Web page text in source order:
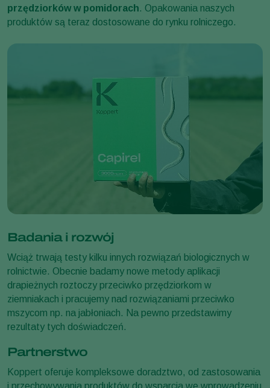
przędziorków w pomidorach. Opakowania naszych
produktów są teraz dostosowane do rynku rolniczego.
Badania i rozwój
Wciąż trwają testy kilku innych rozwiązań biologicznych w
rolnictwie. Obecnie badamy nowe metody aplikacji
drapieżnych roztoczy przeciwko przędziorkom w
ziemniakach i pracujemy nad rozwiązaniami przeciwko
mszycom np. na jabłoniach. Na pewno przedstawimy
rezultaty tych doświadczeń.
Partnerstwo
Koppert oferuje kompleksowe doradztwo, od zastosowania
i przechowywania produktów do wsparcia we wprowadzeniu